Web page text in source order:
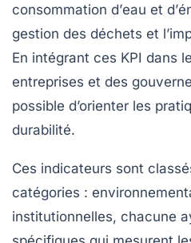
consommation d’eau et d’
gestion des déchets et
En intégrant ces KPI dans
entreprises et des
possible d’orienter les
durabilité.
Ces indicateurs sont
catégories :
institutionnelles, chacune